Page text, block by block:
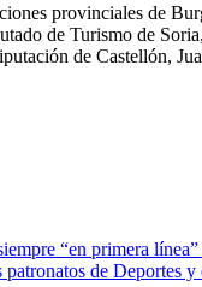
provinciales de
de Turismo de
de Castellón,
“en primera
de Deportes y